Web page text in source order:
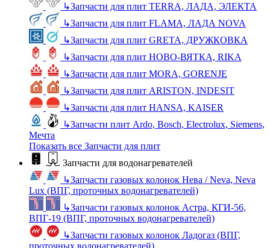
↳Запчасти для плит TERRA, ЛАДА, ЭЛЕКТА
↳Запчасти для плит FLAMA, ЛАДА NOVA
↳Запчасти для плит GRETA, ДРУЖКОВКА
↳Запчасти для плит НОВО-ВЯТКА, RIKA
↳Запчасти для плит MORA, GORENJE
↳Запчасти для плит ARISTON, INDESIT
↳Запчасти для плит HANSA, KAISER
↳Запчасти плит Ardo, Bosch, Electrolux, Siemens,
Мечта
Показать все Запчасти для плит
Запчасти для водонагревателей
↳Запчасти газовых колонок Нева / Neva, Neva
Lux (ВПГ, проточных водонагревателей)
↳Запчасти газовых колонок Астра, КГИ-56,
ВПГ-19 (ВПГ, проточных водонагревателей)
↳Запчасти газовых колонок Ладогаз (ВПГ,
проточных водонагревателей)